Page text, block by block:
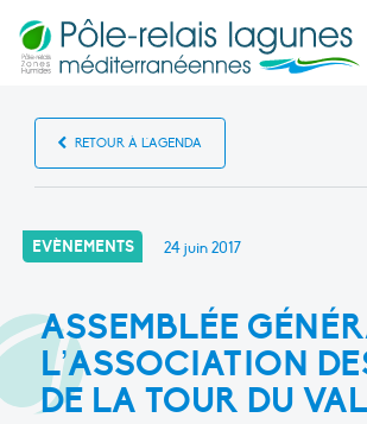
RETOUR À L'AGENDA
EVÈNEMENTS 24 juin 2017
ASSEMBLÉE
L’ASSOCIATION
DE LA TOUR DU